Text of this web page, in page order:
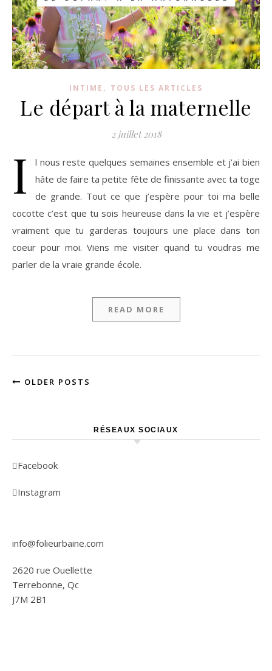
INTIME , TOUS LES ARTICLES
Le départ à la maternelle
2 juillet 2018
I
l nous reste quelques semaines ensemble et j’ai bien
hâte de faire ta petite fête de finissante avec ta toge
de grande. Tout ce que j’espère pour toi ma belle
cocotte c’est que tu sois heureuse dans la vie et j’espère
vraiment que tu garderas toujours une place dans ton
coeur pour moi. Viens me visiter quand tu voudras me
parler de la vraie grande école.
READ MORE
OLDER POSTS
RÉSEAUX SOCIAUX
Facebook
Instagram
info@folieurbaine.com
2620 rue Ouellette
Terrebonne, Qc
J7M 2B1